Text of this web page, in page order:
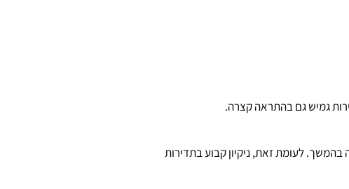
גמיש גם בהתראה קצרה.
בהמשך. לעומת זאת, ניקיון קבוע בתדירות